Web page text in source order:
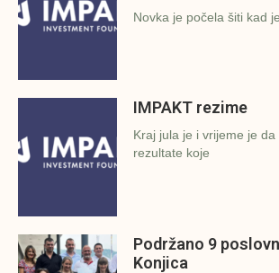
Novka je počela šiti kad
IMPAKT rezime
Kraj jula je i vrijeme je
rezultate koje
Podržano 9
Konjica